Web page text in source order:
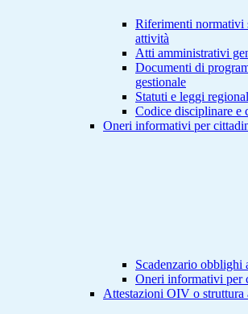
Riferimenti normativi
attività
Atti amministrativi
Documenti di
gestionale
Statuti e leggi
Codice disciplinare e
Oneri informativi per
Scadenzario obblighi
Oneri informativi per
Attestazioni OIV o struttura